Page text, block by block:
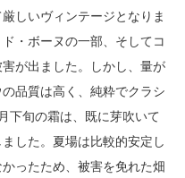
しいヴィンテージとなりま
・ボーヌの一部、そしてコ
が出ました。しかし、量が
品質は高く、純粋でクラシ
下旬の霜は、既に芽吹いて
した。夏場は比較的安定し
ったため、被害を免れた畑